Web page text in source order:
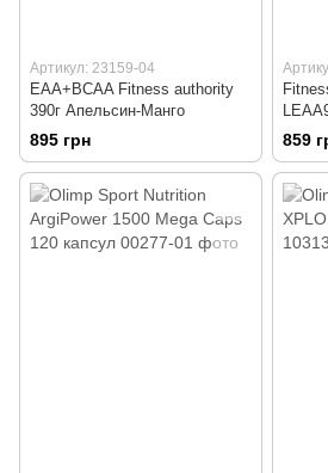
Артикул: 23159-04
EAA+BCAA Fitness authority
390г Апельсин-Манго
895 грн 859